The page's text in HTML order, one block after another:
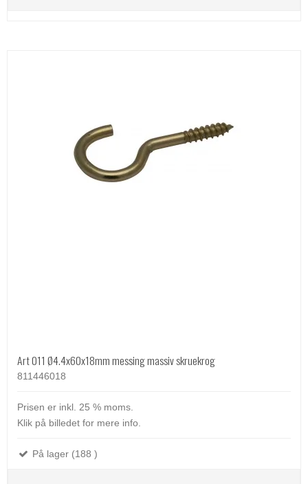
Art 011 Ø4.4x60x18mm messing massiv skruekrog
811446018
Prisen er inkl. 25 % moms.
Klik på billedet for mere info.
På lager (188 )